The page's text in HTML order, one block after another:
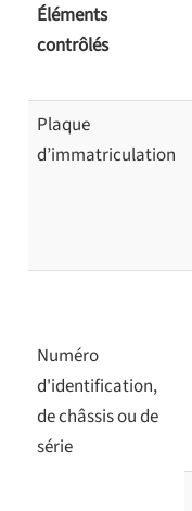
Éléments
contrôlés
Plaque
d’immatriculation
Numéro
d'identification,
de châssis ou de
série